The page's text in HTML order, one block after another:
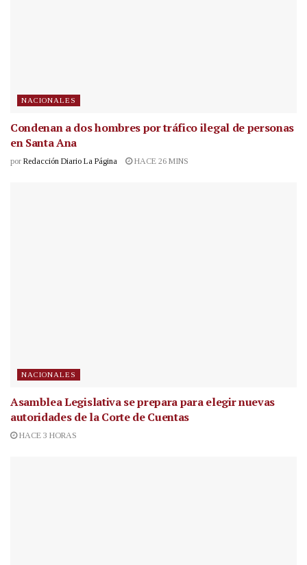
NACIONALES
Condenan a dos hombres por tráfico ilegal de personas
en Santa Ana
por Redacción Diario La Página HACE 26 MINS
NACIONALES
Asamblea Legislativa se prepara para elegir nuevas
autoridades de la Corte de Cuentas
HACE 3 HORAS